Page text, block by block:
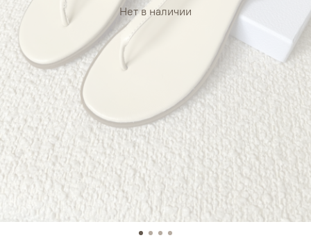
Нет в наличии